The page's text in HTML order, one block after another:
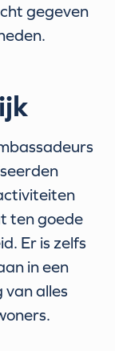
gegeven
ten goede
Er is zelfs
in een
van alles